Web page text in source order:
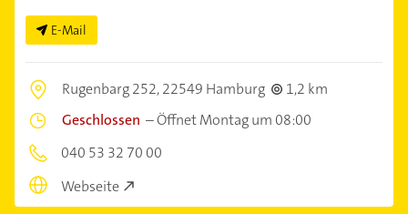
E-Mail
Rugenbarg 252,22549 Hamburg
1,2 km
Geschlossen –Öffnet Montag um 08:00
040 53 32 70 00
Webseite